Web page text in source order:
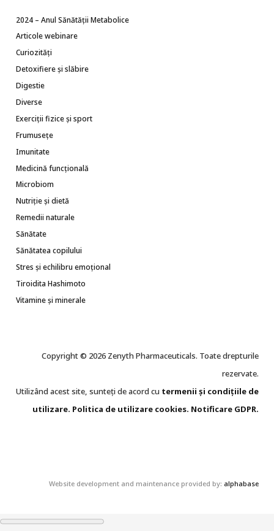
2024 – Anul Sănătății Metabolice
Articole webinare
Curiozități
Detoxifiere și slăbire
Digestie
Diverse
Exerciții fizice și sport
Frumusețe
Imunitate
Medicină funcțională
Microbiom
Nutriție și dietă
Remedii naturale
Sănătate
Sănătatea copilului
Stres și echilibru emoțional
Tiroidita Hashimoto
Vitamine și minerale
Copyright © 2026 Zenyth Pharmaceuticals. Toate drepturile
rezervate.
Utilizând acest site, sunteți de acord cu termenii și condițiile de
utilizare. Politica de utilizare cookies. Notificare GDPR.
Website development and maintenance provided by: alphabase